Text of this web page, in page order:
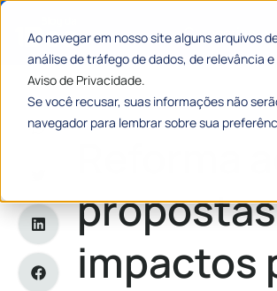
Ao navegar em nosso site alguns arquivos
análise de tráfego de dados, de relevância
Aviso de Privacidade.
Se você recusar, suas informações não
navegador para lembrar sobre sua
Categorias
Home»Reforma administrativa:
Reforma
impactos